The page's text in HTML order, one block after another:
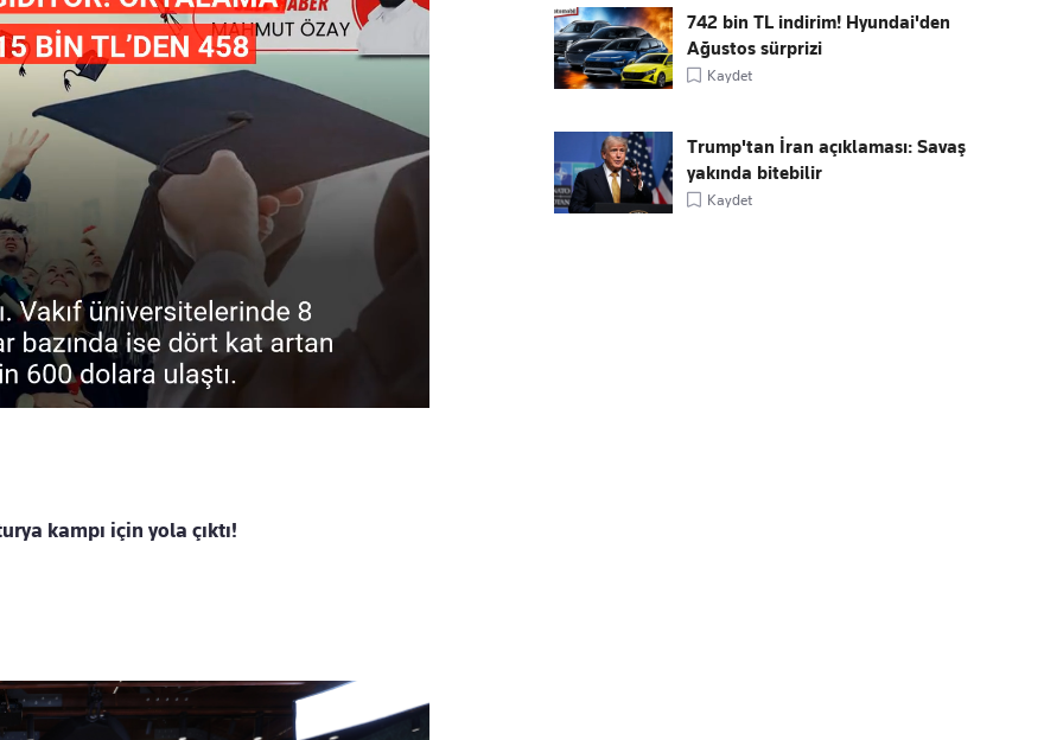
kampı için yola çıktı!
742 bin TL indirim! Hyundai'den
Ağustos sürprizi
Kaydet
Trump'tan İran açıklaması: Savaş
yakında bitebilir
Kaydet